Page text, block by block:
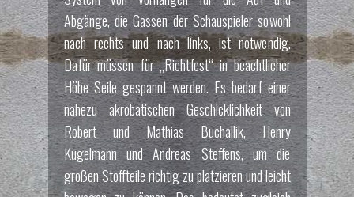
Abgänge, die Gassen der Schauspieler sowohl
nach rechts und nach links, ist notwendig.
Dafür müssen für „Richtfest“ in beachtlicher
Höhe Seile gespannt werden. Es bedarf einer
nahezu akrobatischen Geschicklichkeit von
Robert und Mathias Buchallik, Henry
Kugelmann und Andreas Steffens, um die
großen Stoffteile richtig zu platzieren und leicht